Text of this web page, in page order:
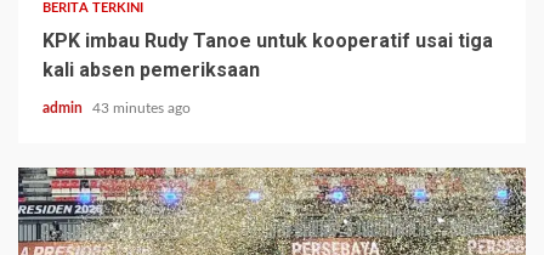
BERITA TERKINI
KPK imbau Rudy Tanoe untuk kooperatif usai tiga
kali absen pemeriksaan
admin 43 minutes ago